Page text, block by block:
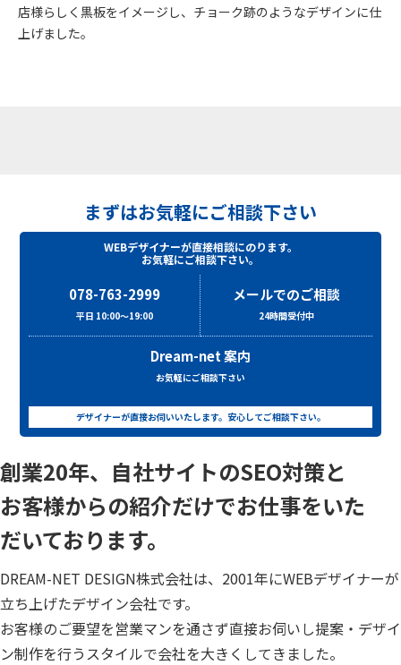
店様らしく黒板をイメージし、チョーク跡のようなデザインに仕
上げました。
まずはお気軽にご相談下さい
WEBデザイナーが直接相談にのります。
お気軽にご相談下さい。
078-763-2999
平日 10:00～19:00
メールでのご相談
24時間受付中
Dream-net 案内
お気軽にご相談下さい
デザイナーが直接お伺いいたします。安心してご相談下さい。
創業20年、自社サイトのSEO対策と
お客様からの紹介だけでお仕事をいた
だいております。
DREAM-NET DESIGN株式会社は、2001年にWEBデザイナーが
立ち上げたデザイン会社です。
お客様のご要望を営業マンを通さず直接お伺いし提案・デザイ
ン制作を行うスタイルで会社を大きくしてきました。